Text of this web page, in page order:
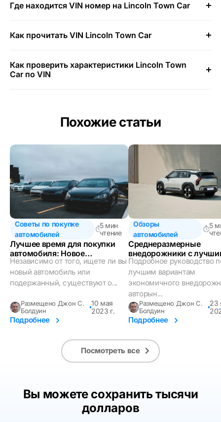
Где находится VIN номер на Lincoln Town Car
Как прочитать VIN Lincoln Town Car
Как проверить характеристики Lincoln Town
Car по VIN
Похожие статьи
Советы по покупке
автомобилей
5 мин
чтение
Лучшее время для покупки
автомобиля: Новое
руководство
Независимо от того, ищете ли вы
новый автомобиль или
подержанный, существуют о...
Размещено Джон С.
Болдуин
10 мая
2023 г.
Подробнее
Обзоры
автомобилей
5
Среднеразмерные
внедорожники с
расходом топлива для
покупки в 2023 году
Подробное руководство
лучшим вариантам
экономичного
авторын...
Размещено Джон С.
Болдуин
23
Подробнее
Посмотреть все
Вы можете сохранить тысячи
долларов